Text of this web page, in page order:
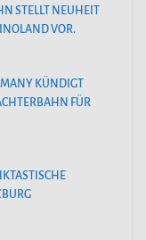
STELLT NEUHEIT
VOR.
KÜNDIGT
FÜR 2